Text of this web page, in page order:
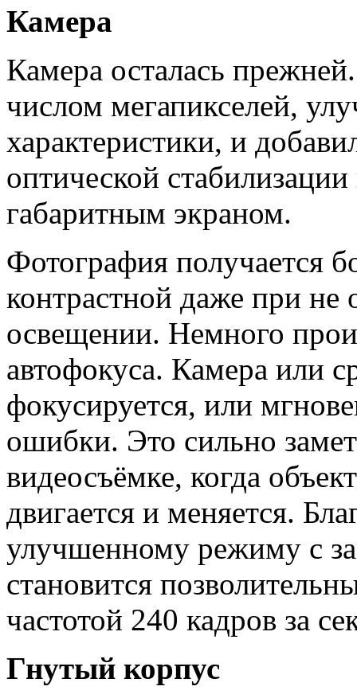
Камера
Камера осталась
числом мегапикселей,
характеристики, и
оптической
габаритным экраном.
Фотография получается
контрастной даже при
освещении. Немного
автофокуса. Камера или
фокусируется, или
ошибки. Это сильно
видеосъёмке, когда
двигается и меняется.
улучшенному режиму с
становится
частотой 240 кадров за
Гнутый корпус